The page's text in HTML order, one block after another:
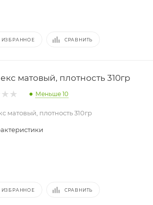
ИЗБРАННОЕ СРАВНИТЬ
матовый, плотность 310гр
Меньше 10
матовый, плотность 310гр
ИЗБРАННОЕ СРАВНИТЬ